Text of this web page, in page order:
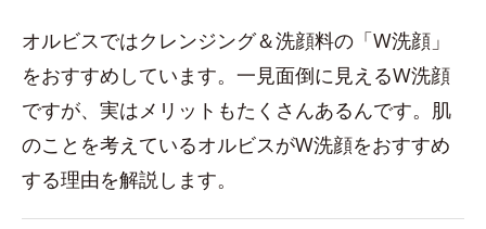
オルビスではクレンジング＆洗顔料の「W洗顔」
をおすすめしています。一見面倒に見えるW洗顔
ですが、実はメリットもたくさんあるんです。肌
のことを考えているオルビスがW洗顔をおすすめ
する理由を解説します。